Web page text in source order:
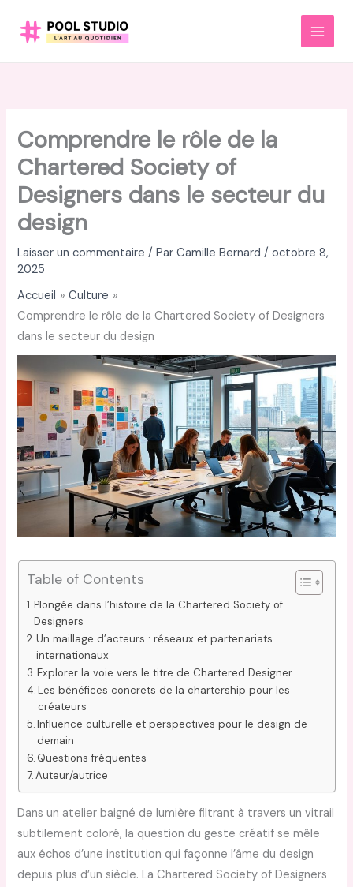
MAIN
Comprendre le rôle de la
Chartered Society of
Designers dans le secteur du
design
Laisser un commentaire / ParCamille Bernard/octobre 8,
2025
Accueil
Culture
Comprendre le rôle de la Chartered Society of Designers
dans le secteur du design
Table of Contents
Plongée dans l’histoire de la Chartered Society of
Designers
Un maillage d’acteurs : réseaux et partenariats
internationaux
Explorer la voie vers le titre de Chartered Designer
Les bénéfices concrets de la chartership pour les
créateurs
Influence culturelle et perspectives pour le design de
demain
Questions fréquentes
Auteur/autrice
Dans un atelier baigné de lumière filtrant à travers un vitrail
subtilement coloré, la question du geste créatif se mêle
aux échos d’une institution qui façonne l’âme du design
depuis plus d’un siècle. La Chartered Society of Designers